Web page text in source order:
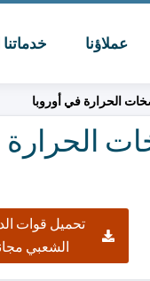
عملاؤنا خدماتنا
الحرارة في أوروبا
تحميل قوات
الشعبي